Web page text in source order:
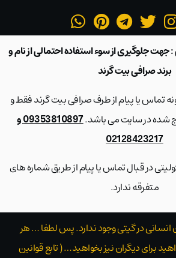
: جهت جلوگیری از سوء استفاده احتمالی از نام و
برند صرافی بیت گرند
تماس یا پیام از طرف صرافی بیت گرند فقط و
شده در سایت می باشد.
09353810897 و
02128423217
در قبال تماس یا پیام از طریق شماره های
متفرقه ندارد.
انسانی در گیتی وجود ندارد. پس لطفا … هر
برای دیگران نیز بخواهید… ( تابع قوانین